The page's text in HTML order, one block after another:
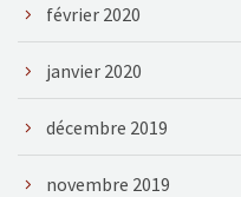
février 2020
janvier 2020
décembre 2019
novembre 2019